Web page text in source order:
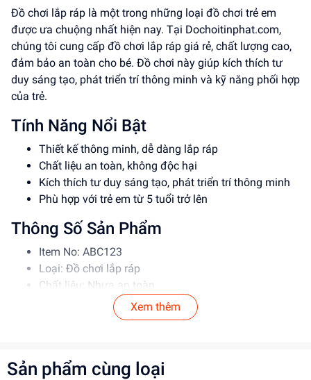
Đồ chơi lắp ráp là một trong những loại đồ chơi trẻ em
được ưa chuộng nhất hiện nay. Tại Dochoitinphat.com,
chúng tôi cung cấp đồ chơi lắp ráp giá rẻ, chất lượng cao,
đảm bảo an toàn cho bé. Đồ chơi này giúp kích thích tư
duy sáng tạo, phát triển trí thông minh và kỹ năng phối hợp
của trẻ.
Tính Năng Nổi Bật
Thiết kế thông minh, dễ dàng lắp ráp
Chất liệu an toàn, không độc hại
Kích thích tư duy sáng tạo, phát triển trí thông minh
Phù hợp với trẻ em từ 5 tuổi trở lên
Thông Số Sản Phẩm
Item No: ABC123
Loại: Đồ chơi lắp ráp
Chất liệu: Nhựa an toàn
Độ tuổi phù hợp: 5-12 tuổi
Lắp ráp theo đúng trình tự để đảm bảo an toàn
Xem thêm
Sản phẩm cùng loại